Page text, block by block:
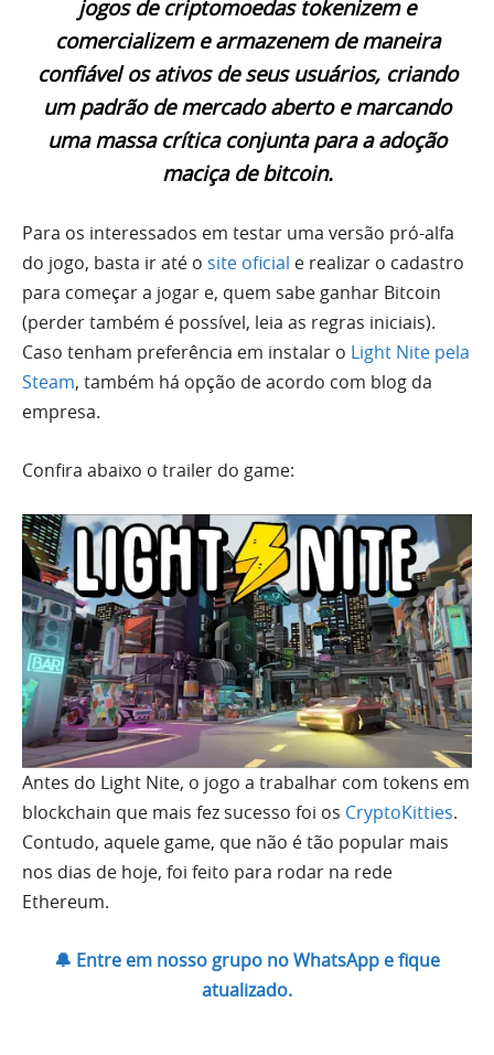
jogos de criptomoedas tokenizem e
comercializem e armazenem de maneira
confiável os ativos de seus usuários, criando
um padrão de mercado aberto e marcando
uma massa crítica conjunta para a adoção
maciça de bitcoin.
Para os interessados em testar uma versão pró-alfa
do jogo, basta ir até o site oficial e realizar o cadastro
para começar a jogar e, quem sabe ganhar Bitcoin
(perder também é possível, leia as regras iniciais).
Caso tenham preferência em instalar o Light Nite pela
Steam, também há opção de acordo com blog da
empresa.
Confira abaixo o trailer do game:
Antes do Light Nite, o jogo a trabalhar com tokens em
blockchain que mais fez sucesso foi os CryptoKitties.
Contudo, aquele game, que não é tão popular mais
nos dias de hoje, foi feito para rodar na rede
Ethereum.
🔔 Entre em nosso grupo no WhatsApp e fique
atualizado.